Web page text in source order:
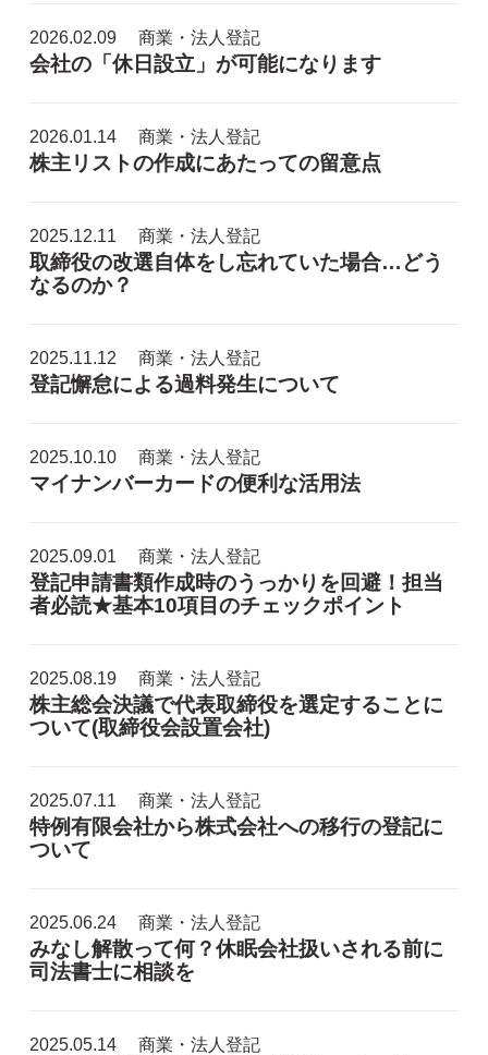
2026.02.09 商業・法人登記
会社の「休日設立」が可能になります
2026.01.14 商業・法人登記
株主リストの作成にあたっての留意点
2025.12.11 商業・法人登記
取締役の改選自体をし忘れていた場合…どう
なるのか？
2025.11.12 商業・法人登記
登記懈怠による過料発生について
2025.10.10 商業・法人登記
マイナンバーカードの便利な活用法
2025.09.01 商業・法人登記
登記申請書類作成時のうっかりを回避！担当
者必読★基本10項目のチェックポイント
2025.08.19 商業・法人登記
株主総会決議で代表取締役を選定することに
ついて(取締役会設置会社)
2025.07.11 商業・法人登記
特例有限会社から株式会社への移行の登記に
ついて
2025.06.24 商業・法人登記
みなし解散って何？休眠会社扱いされる前に
司法書士に相談を
2025.05.14 商業・法人登記